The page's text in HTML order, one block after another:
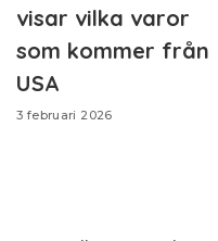
visar vilka varor
som kommer från
USA
3 februari 2026